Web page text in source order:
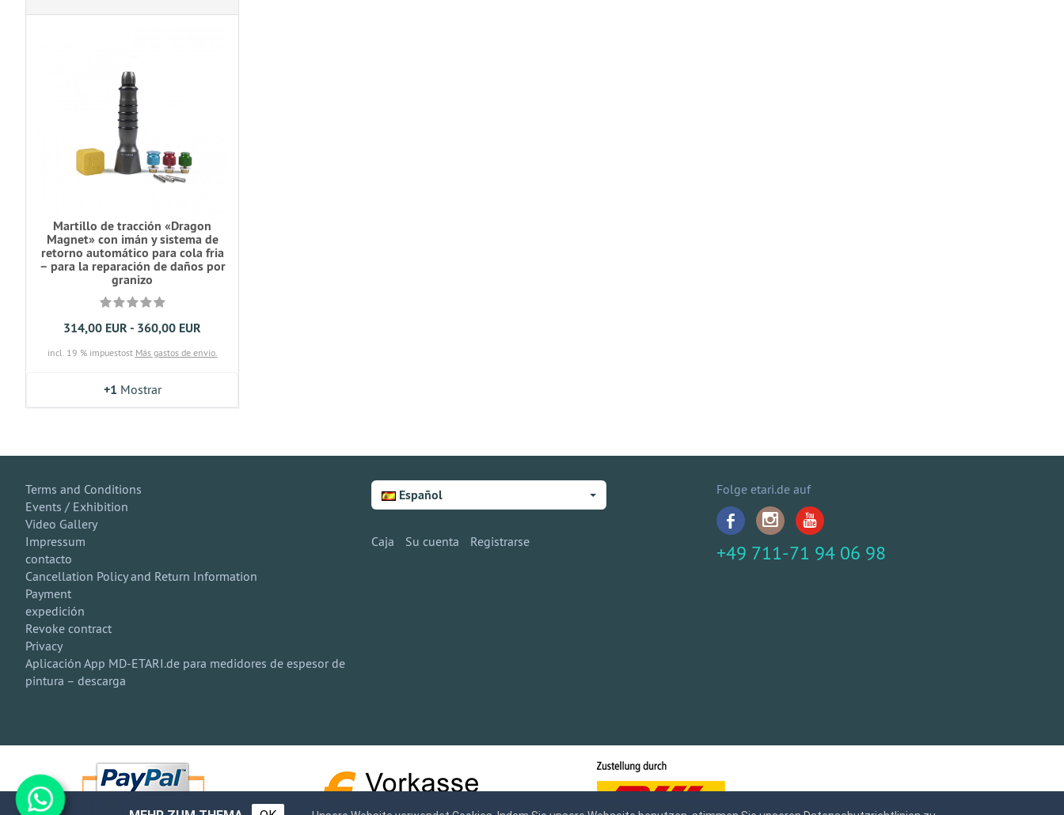
Martillo de tracción «Dragon
Magnet» con imán y sistema de
retorno automático para cola fria
– para la reparación de daños por
granizo
314,00 EUR - 360,00 EUR
incl. 19 % impuestost Más gastos de envío.
+1 Mostrar
Terms and Conditions
Events / Exhibition
Video Gallery
Impressum
contacto
Cancellation Policy and Return Information
Payment
expedición
Revoke contract
Privacy
Aplicación App MD-ETARI.de para medidores de espesor de
pintura – descarga
Español
Caja Su cuenta Registrarse
Folge etari.de auf
+49 711-71 94 06 98